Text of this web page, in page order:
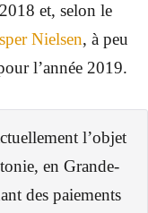
et, selon le
Nielsen, à peu
l’année 2019.
l’objet
en Grande-
des paiements